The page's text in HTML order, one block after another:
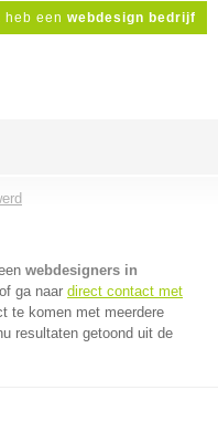
heb een webdesign bedrijf
webdesigners in
of ga naar direct contact met
te komen met meerdere
resultaten getoond uit de